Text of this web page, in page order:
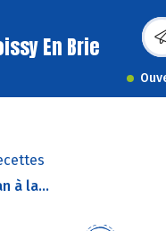
En Brie
à la...